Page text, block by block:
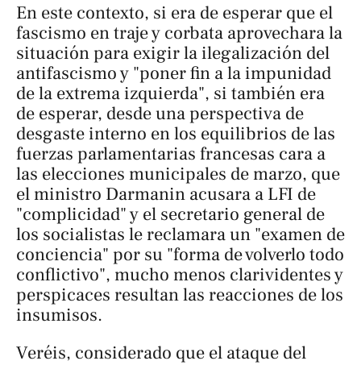
En este contexto, si era de esperar que el
fascismo en traje y corbata aprovechara la
situación para exigir la ilegalización del
antifascismo y "poner fin a la impunidad
de la extrema izquierda", si también era
de esperar, desde una perspectiva de
desgaste interno en los equilibrios de las
fuerzas parlamentarias francesas cara a
las elecciones municipales de marzo, que
el ministro Darmanin acusara a LFI de
"complicidad" y el secretario general de
los socialistas le reclamara un "examen de
conciencia" por su "forma de volverlo todo
conflictivo", mucho menos clarividentes y
perspicaces resultan las reacciones de los
insumisos.
Veréis, considerado que el ataque del